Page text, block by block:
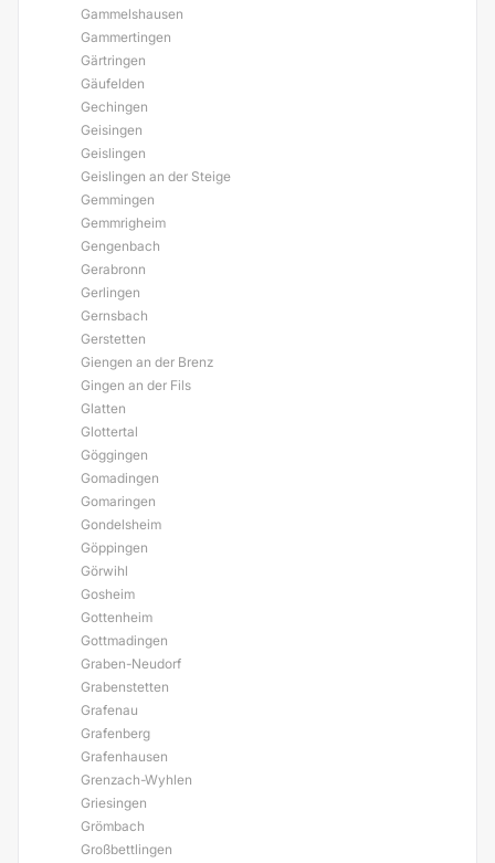
Gammelshausen
Gammertingen
Gärtringen
Gäufelden
Gechingen
Geisingen
Geislingen
Geislingen an der Steige
Gemmingen
Gemmrigheim
Gengenbach
Gerabronn
Gerlingen
Gernsbach
Gerstetten
Giengen an der Brenz
Gingen an der Fils
Glatten
Glottertal
Göggingen
Gomadingen
Gomaringen
Gondelsheim
Göppingen
Görwihl
Gosheim
Gottenheim
Gottmadingen
Graben-Neudorf
Grabenstetten
Grafenau
Grafenberg
Grafenhausen
Grenzach-Wyhlen
Griesingen
Grömbach
Großbettlingen